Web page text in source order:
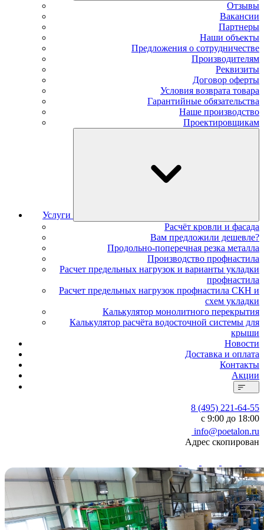
Отзывы
Вакансии
Партнеры
Наши объекты
Предложения о сотрудничестве
Производителям
Реквизиты
Договор оферты
Условия возврата товара
Гарантийные обязательства
Наше производство
Проектировщикам
Услуги
Расчёт кровли и фасада
Вам предложили дешевле?
Продольно-поперечная резка металла
Производство профнастила
Расчет предельных нагрузок и варианты укладки
профнастила
Расчет предельных нагрузок профнастила СКН и
схем укладки
Калькулятор монолитного перекрытия
Калькулятор расчёта водосточной системы для
крыши
Новости
Доставка и оплата
Контакты
Акции
8 (495) 221-64-55
с 9:00 до 18:00
info@poetalon.ru
Адрес скопирован